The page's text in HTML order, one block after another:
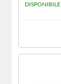
DISPONIBILE